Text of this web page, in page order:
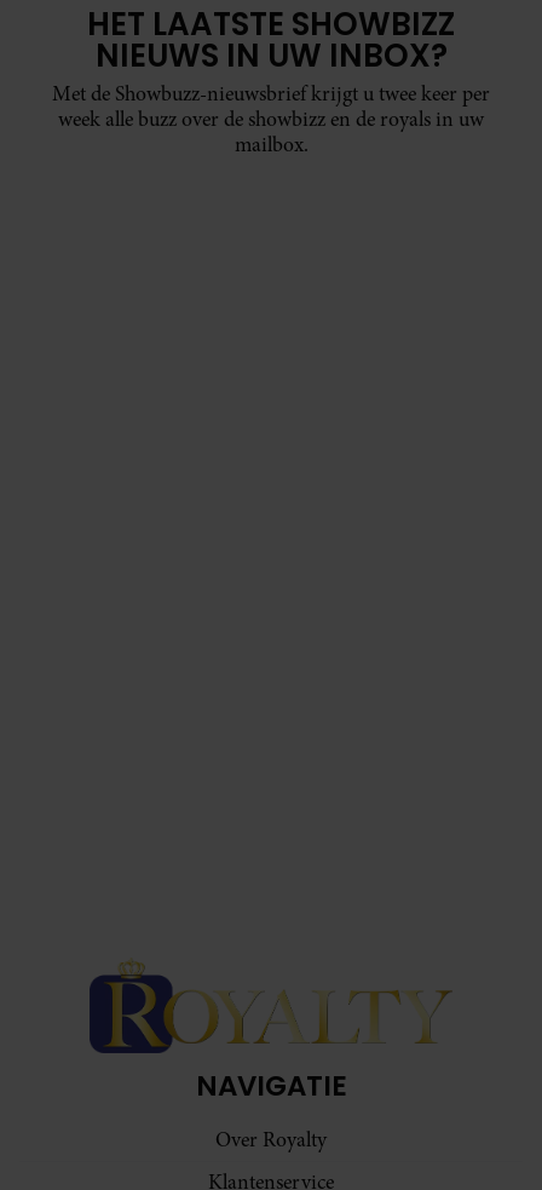
HET LAATSTE SHOWBIZZ
NIEUWS IN UW INBOX?
Met de Showbuzz-nieuwsbrief krijgt u twee keer per
week alle buzz over de showbizz en de royals in uw
mailbox.
NAVIGATIE
Over Royalty
Klantenservice